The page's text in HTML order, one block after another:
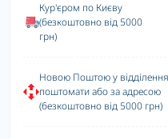
Кур'єром по Києву
(безкоштовно від 5000
грн)
Новою Поштою у
поштомати або за адресою
(безкоштовно від 5000 грн)